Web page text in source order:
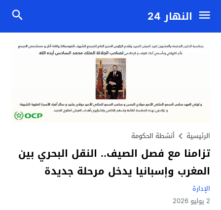
النهار 24
الرئيسية أنشطة الحكومة
تزامنا مع فصل الصيف.. النقل البحري بين
المغرب وإسبانيا يدخل مرحلة جديدة
الإدارة
2 يوليو 2026